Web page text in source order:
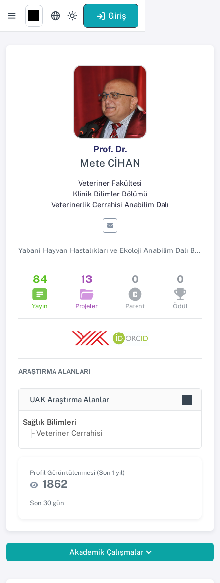
Giriş
Prof. Dr.
Mete CİHAN
Veteriner Fakültesi
Klinik Bilimler Bölümü
Veterinerlik Cerrahisi Anabilim Dalı
Yabani Hayvan Hastalıkları ve Ekoloji Anabilim Dalı Başkanı
84
Yayın
13
Projeler
0
Patent
0
Ödül
ARAŞTIRMA ALANLARI
UAK Araştırma Alanları
Sağlık Bilimleri
Veteriner Cerrahisi
Profil Görüntülenmesi (Son 1 yıl)
1862
Son 30 gün
Akademik Çalışmalar